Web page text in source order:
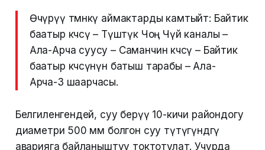
Өчүрүү төмөнкү аймактарды камтыйт: Байтик
баатыр көчөсү – Түштүк Чоң Чүй каналы –
Ала-Арча суусу – Саманчин көчөсү – Байтик
баатыр көчөсүнүн батыш тарабы – Ала-
Арча-3 шаарчасы.
Белгиленгендей, суу берүү 10-кичи райондогу
диаметри 500 мм болгон суу түтүгүндөгү
аварияга байланыштуу токтотулат. Учурда